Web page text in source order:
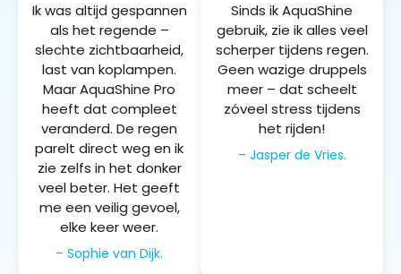
Ik was altijd gespannen
als het regende –
slechte zichtbaarheid,
last van koplampen.
Maar AquaShine Pro
heeft dat compleet
veranderd. De regen
parelt direct weg en ik
zie zelfs in het donker
veel beter. Het geeft
me een veilig gevoel,
elke keer weer.
– Sophie van Dijk.
Sinds ik AquaShine
gebruik, zie ik alles veel
scherper tijdens regen.
Geen wazige druppels
meer – dat scheelt
zóveel stress tijdens
het rijden!
– Jasper de Vries.